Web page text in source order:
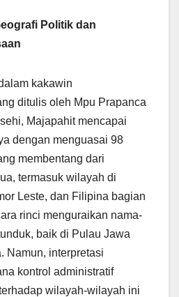
Politik dan
kakawin
ditulis oleh Mpu Prapanca
Majapahit mencapai
dengan menguasai 98
membentang dari
termasuk wilayah di
Leste, dan Filipina bagian
rinci menguraikan nama-
baik di Pulau Jawa
Namun, interpretasi
kontrol administratif
wilayah-wilayah ini